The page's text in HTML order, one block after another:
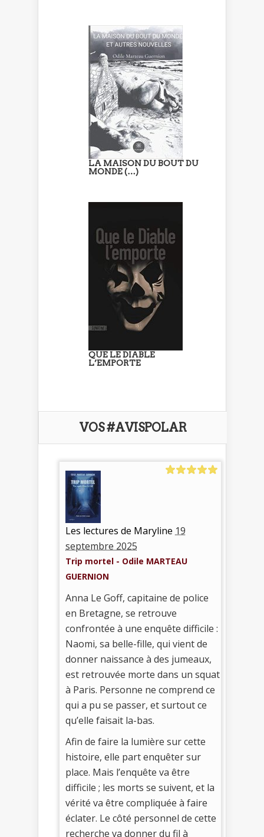
LA MAISON DU BOUT DU
MONDE (…)
QUE LE DIABLE
L’EMPORTE
VOS #AVISPOLAR
Les lectures de Maryline 19
septembre 2025
Trip mortel - Odile MARTEAU
GUERNION
Anna Le Goff, capitaine de police
en Bretagne, se retrouve
confrontée à une enquête difficile :
Naomi, sa belle-fille, qui vient de
donner naissance à des jumeaux,
est retrouvée morte dans un squat
à Paris. Personne ne comprend ce
qui a pu se passer, et surtout ce
qu’elle faisait la-bas.
Afin de faire la lumière sur cette
histoire, elle part enquêter sur
place. Mais l’enquête va être
difficile ; les morts se suivent, et la
vérité va être compliquée à faire
éclater. Le côté personnel de cette
recherche va donner du fil à